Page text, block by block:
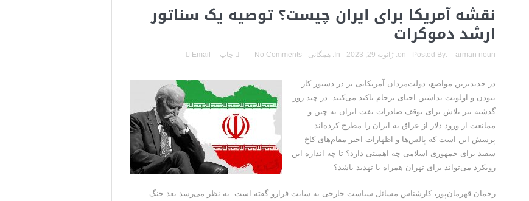
نقشه آمریکا برای ایران چیست؟ توصیه یک سناتور
ارشد دموکرات
Posted By: arman nouri
on: ژانویه 29, 2023 In: همگانی No Comments چاپ Email
در جدیدترین مواضع، دولت‌مردان آمریکایی بر در دستور کار
نبودن و اولویت نداشتن احیای برجام تاکید می‌کنند. در چند روز
گذشته نیز تلاش برای توقف صادرات نفت ایران به چین و
ممانعت از ورود دلار از عراق به ایران را مطرح کرده‌اند.
پرسش این است که پالس‌ها و اظهارات اخیر مقام‌های کاخ
سفید برای جمهوری اسلامی چه اهمیتی دارد؟ تا چه اندازه این
رویکرد می‌تواند برای تهران همراه با تهدید باشد؟
رحمان قهرمان‌پور، کارشناس مسائل سیاست خارجی به سایت فرارو گفته است: به نظر می‌رسد بعد جنگ